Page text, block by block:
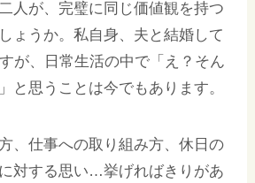
人が、完璧に同じ価値観を持つ
ょうか。私自身、夫と結婚して
が、日常生活の中で「え？そん
と思うことは今でもあります。
、仕事への取り組み方、休日の
対する思い…挙げればきりがあ